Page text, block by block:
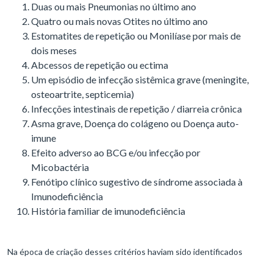
Duas ou mais Pneumonias no último ano
Quatro ou mais novas Otites no último ano
Estomatites de repetição ou Monilíase por mais de
dois meses
Abcessos de repetição ou ectima
Um episódio de infecção sistêmica grave (meningite,
osteoartrite, septicemia)
Infecções intestinais de repetição / diarreia crônica
Asma grave, Doença do colágeno ou Doença auto-
imune
Efeito adverso ao BCG e/ou infecção por
Micobactéria
Fenótipo clínico sugestivo de síndrome associada à
Imunodeficiência
História familiar de imunodeficiência
Na época de criação desses critérios haviam sido identificados